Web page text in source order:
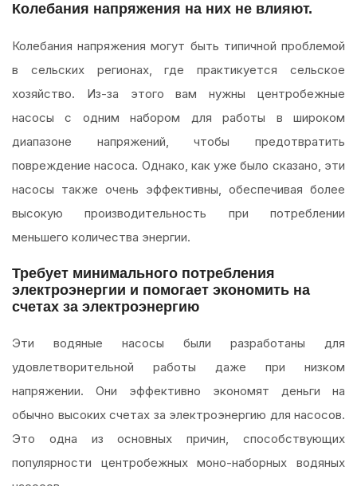
Колебания напряжения на них не влияют.
Колебания напряжения могут быть типичной проблемой
в сельских регионах, где практикуется сельское
хозяйство. Из-за этого вам нужны центробежные
насосы с одним набором для работы в широком
диапазоне напряжений, чтобы предотвратить
повреждение насоса. Однако, как уже было сказано, эти
насосы также очень эффективны, обеспечивая более
высокую производительность при потреблении
меньшего количества энергии.
Требует минимального потребления
электроэнергии и помогает экономить на
счетах за электроэнергию
Эти водяные насосы были разработаны для
удовлетворительной работы даже при низком
напряжении. Они эффективно экономят деньги на
обычно высоких счетах за электроэнергию для насосов.
Это одна из основных причин, способствующих
популярности центробежных моно-наборных водяных